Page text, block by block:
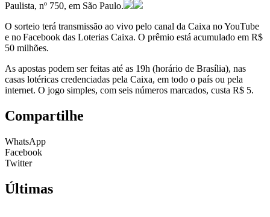
Paulista, nº 750, em São Paulo.
O sorteio terá transmissão ao vivo pelo canal da Caixa no YouTube
e no Facebook das Loterias Caixa. O prêmio está acumulado em R$
50 milhões.
As apostas podem ser feitas até as 19h (horário de Brasília), nas
casas lotéricas credenciadas pela Caixa, em todo o país ou pela
internet. O jogo simples, com seis números marcados, custa R$ 5.
Compartilhe
WhatsApp
Facebook
Twitter
Últimas